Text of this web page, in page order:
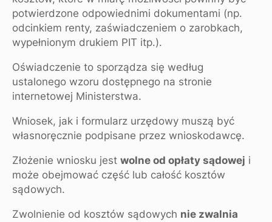
potwierdzone odpowiednimi dokumentami (np.
odcinkiem renty, zaświadczeniem o zarobkach,
wypełnionym drukiem PIT itp.).
Oświadczenie to sporządza się według
ustalonego wzoru dostępnego na stronie
internetowej Ministerstwa.
Wniosek, jak i formularz urzędowy muszą być
własnoręcznie podpisane przez wnioskodawcę.
Złożenie wniosku jest wolne od opłaty sądowej i
może obejmować część lub całość kosztów
sądowych.
Zwolnienie od kosztów sądowych nie zwalnia